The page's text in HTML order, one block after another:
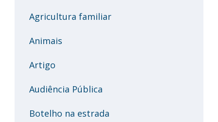
Agricultura familiar
Animais
Artigo
Audiência Pública
Botelho na estrada